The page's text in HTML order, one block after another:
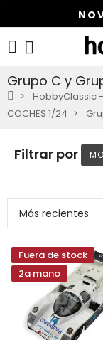
Grupo C y
HobbyClassic
COCHES 1/24
Filtrar por
Fuera de stock
2a mano